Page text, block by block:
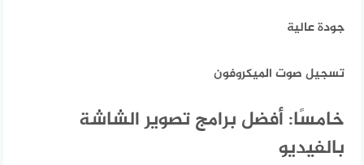
جودة عالية
تسجيل صوت الميكروفون
خامسًا: أفضل برامج تصوير الشاشة
بالفيديو